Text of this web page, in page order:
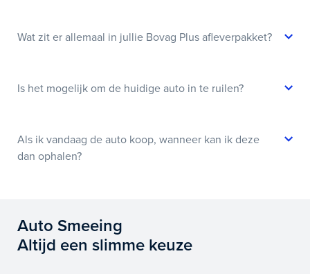
Wat zit er allemaal in jullie Bovag Plus afleverpakket?
Is het mogelijk om de huidige auto in te ruilen?
Als ik vandaag de auto koop, wanneer kan ik deze
dan ophalen?
Auto Smeeing
Altijd een slimme keuze